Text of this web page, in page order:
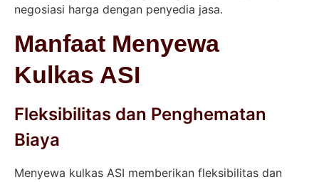
negosiasi harga dengan penyedia jasa.
Manfaat Menyewa
Kulkas ASI
Fleksibilitas dan Penghematan
Biaya
Menyewa kulkas ASI memberikan fleksibilitas dan